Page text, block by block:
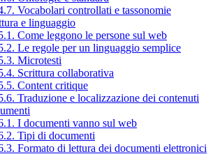
Vocabolari controllati e tassonomie
e linguaggio
Come leggono le persone sul web
Le regole per un linguaggio semplice
Microtesti
Scrittura collaborativa
Content critique
Traduzione e localizzazione dei contenuti
I documenti vanno sul web
Tipi di documenti
Formato di lettura dei documenti elettronici